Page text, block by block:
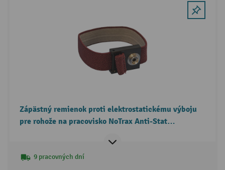
Zápästný remienok proti elektrostatickému výboju
pre rohože na pracovisko NoTrax Anti-Stat
9 pracovných dní